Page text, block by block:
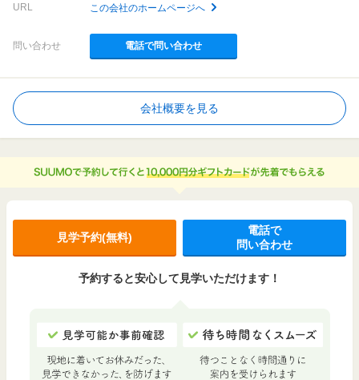
URL この会社のホームページへ
問い合わせ 電話で問い合わせ
会社概要を見る
見学予約(無料)
電話で
問い合わせ
予約すると安心して見学いただけます！